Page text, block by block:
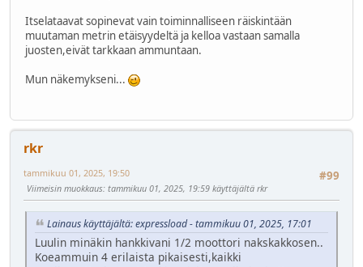
Itselataavat sopinevat vain toiminnalliseen räiskintään
muutaman metrin etäisyydeltä ja kelloa vastaan samalla
juosten,eivät tarkkaan ammuntaan.
Mun näkemykseni...
rkr
#99
tammikuu 01, 2025, 19:50
Viimeisin muokkaus: tammikuu 01, 2025, 19:59 käyttäjältä rkr
Lainaus käyttäjältä: expressload - tammikuu 01, 2025, 17:01
Luulin minäkin hankkivani 1/2 moottori nakskakkosen..
Koeammuin 4 erilaista pikaisesti,kaikki